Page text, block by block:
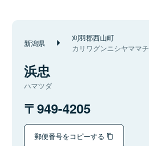
新潟県 刈羽郡西山町
カリワグンニシヤママチ
浜忠
ハマツダ
949-4205
郵便番号をコピーする